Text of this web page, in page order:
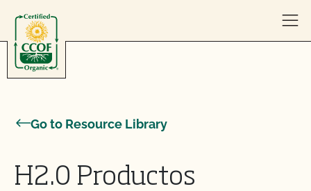
Go to Resource Library
H2.0 Productos